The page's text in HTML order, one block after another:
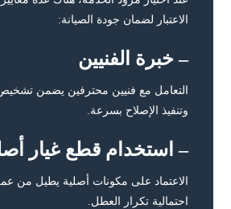
الاعتبار لضمان جودة الصيانة:
– خبرة الفنيين
التعامل مع فنيين محترفين يضمن
وتنفيذ الإصلاح بسرعة.
– استخدام قطع غيار
الاعتماد على مكونات أصلية يطيل من
احتمالية تكرار العطل.